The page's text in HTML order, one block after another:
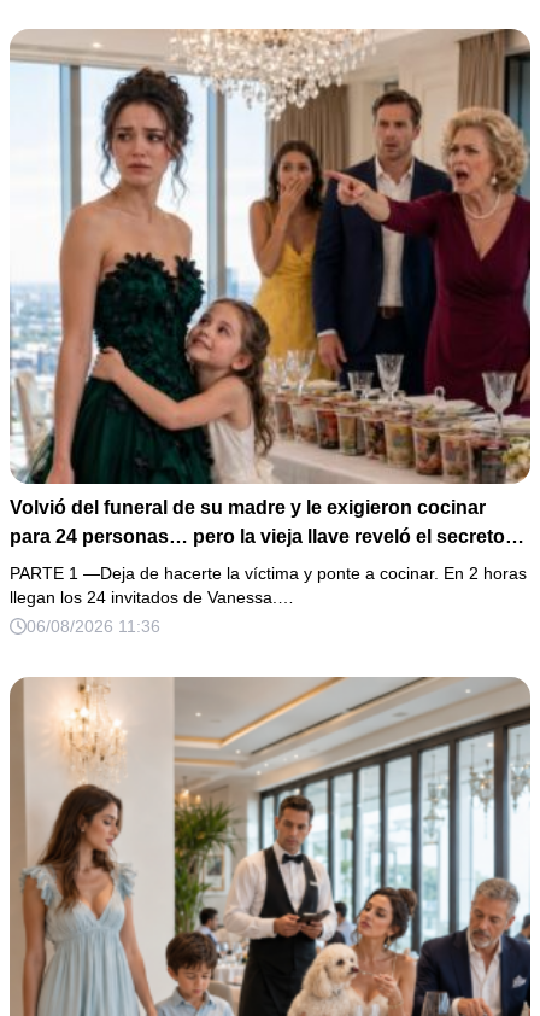
Volvió del funeral de su madre y le exigieron cocinar
para 24 personas… pero la vieja llave reveló el secreto
de su esposo
PARTE 1 —Deja de hacerte la víctima y ponte a cocinar. En 2 horas
llegan los 24 invitados de Vanessa.…
06/08/2026 11:36